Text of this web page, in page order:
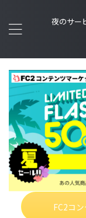
夜のサー
FC2コ